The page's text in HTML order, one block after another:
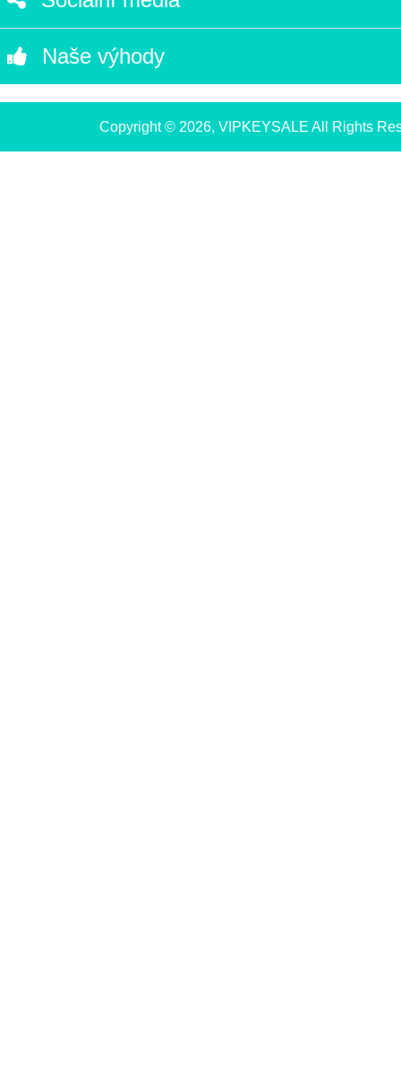
Naše výhody
Copyright © 2026, VIPKEYSALE All Rights